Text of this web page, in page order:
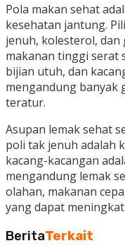
Pola makan sehat
kesehatan jantung.
jenuh, kolesterol,
makanan tinggi serat
bijian utuh, dan
mengandung banyak
teratur.
Asupan lemak sehat
poli tak jenuh adalah
kacang-kacangan
mengandung lemak
olahan, makanan
yang dapat
BeritaTerkait